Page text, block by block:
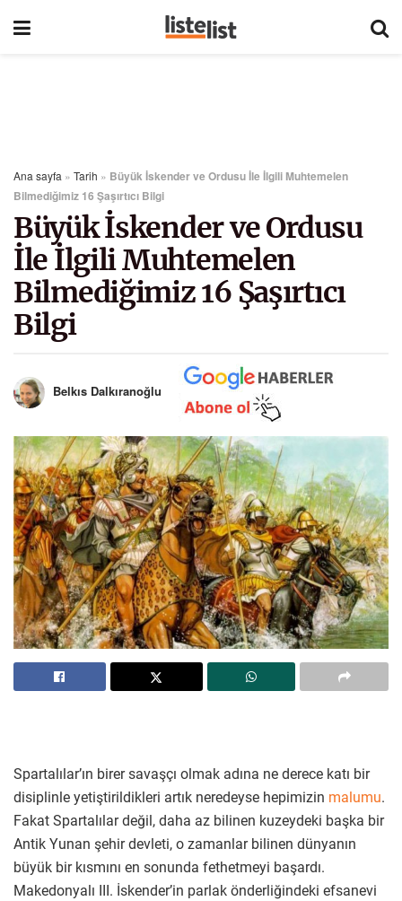
Ana sayfa » Tarih » Büyük İskender ve Ordusu İle İlgili Muhtemelen
Bilmediğimiz 16 Şaşırtıcı Bilgi
Büyük İskender ve Ordusu
İle İlgili Muhtemelen
Bilmediğimiz 16 Şaşırtıcı
Bilgi
Belkıs Dalkıranoğlu
Spartalılar’ın birer savaşçı olmak adına ne derece katı bir
disiplinle yetiştirildikleri artık neredeyse hepimizin malumu.
Fakat Spartalılar değil, daha az bilinen kuzeydeki başka bir
Antik Yunan şehir devleti, o zamanlar bilinen dünyanın
büyük bir kısmını en sonunda fethetmeyi başardı.
Makedonyalı III. İskender’in parlak önderliğindeki efsanevi